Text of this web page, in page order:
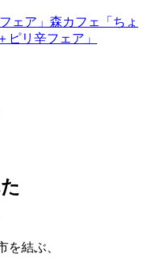
ェア」森カフェ「ちょ
ピリ辛フェア」
を結ぶ、